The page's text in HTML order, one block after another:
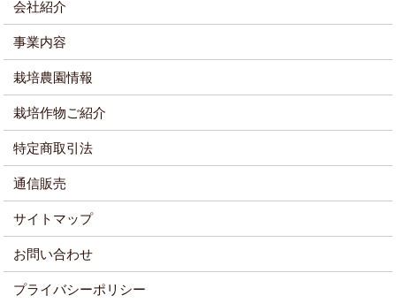
会社紹介
事業内容
栽培農園情報
栽培作物ご紹介
特定商取引法
通信販売
サイトマップ
お問い合わせ
プライバシーポリシー